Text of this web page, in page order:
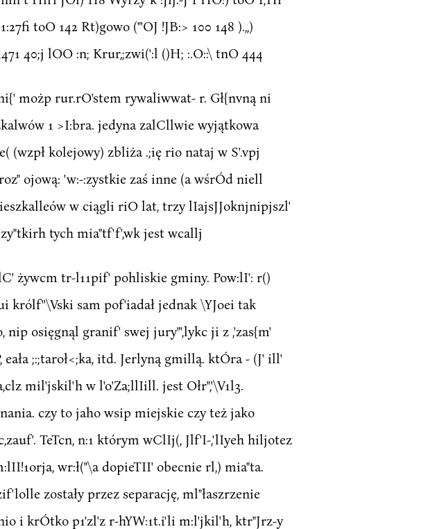
toO 142 Rt)gowo ("'OJ !JB:> 100 148 ).,,)
40;j lOO :n; Krur,;zwi(':l ()H; :.O::\ tnO 444
możp rur.rO'stem rywaliwwat- r. Gł{nvną ni
1 >I:bra. jedyna zalCllwie wyjątkowa
(wzpł kolejowy) zbliża .;ię rio nataj w S'.vpj
ojową: 'w:-:zystkie zaś inne (a wśrÓd niell
w ciągli riO lat, trzy lIajsJJoknjnipjszl'
tych mia"tf'f',wk jest wcallj
żywcm tr-l11pif' pohliskie gminy. Pow:lI': r()
sam pof'iadał jednak \YJoei tak
osięgnąl granif' swej jury"',lykc ji z ,'zas{m'
;:;taroł<;ka, itd. Jerlyną gmillą. ktÓra - (J' ill'
mil'jskil'h w l'o'Za;llIill. jest Ołr",'\V1l3.
czy to jaho wsip miejskie czy też jako
TeTcn, n:1 którym wClIj(, Jlf'I-,'lIyeh hiljotez
wr:ł("\a dopieTII' obecnie rl,) mia"ta.
zostały przez separację, ml"łaszrzenie
i krÓtko p1'zl'z r-hYW:1t.i'li m:l'jkil'h, ktr"Jrz-y